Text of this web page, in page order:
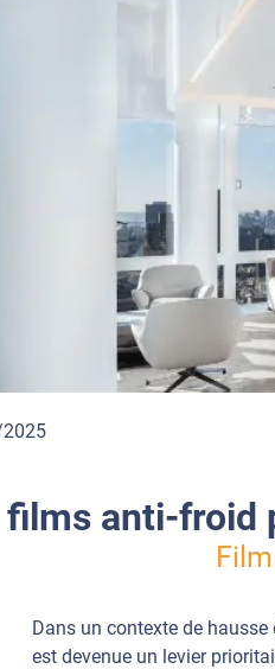
films anti-froid
Dans un contexte de hausse
est devenue un levier